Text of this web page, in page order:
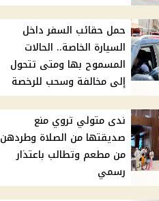
حمل حقائب السفر داخل
السيارة الخاصة.. الحالات
المسموح بها ومتى تتحول
إلى مخالفة وسحب للرخصة
ندى متولي تروي منع
صديقتها من الصلاة وطردهن
من مطعم وتطالب باعتذار
رسمي